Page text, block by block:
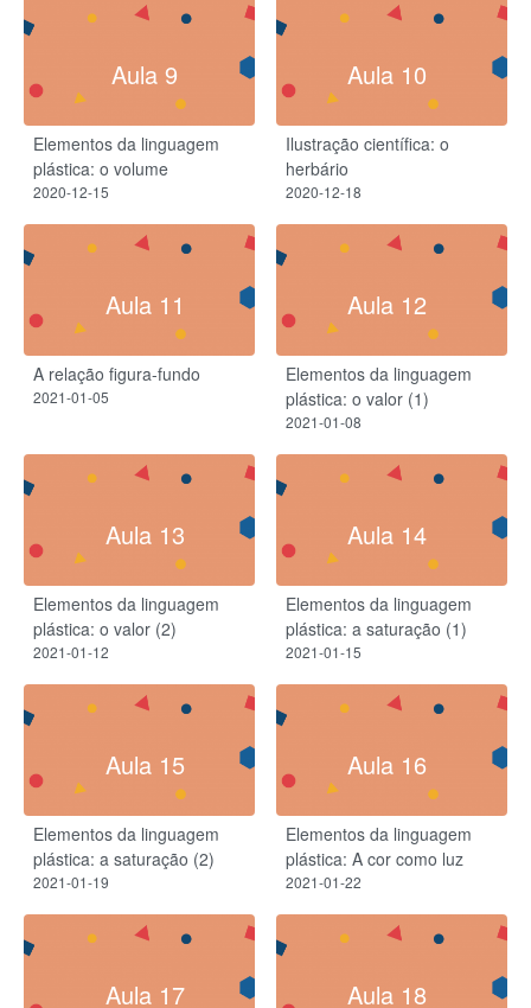
Aula 9
Elementos da linguagem
plástica: o volume
2020-12-15
Aula 10
Ilustração científica: o
herbário
2020-12-18
Aula 11
A relação figura-fundo
2021-01-05
Aula 12
Elementos da linguagem
plástica: o valor (1)
2021-01-08
Aula 13
Elementos da linguagem
plástica: o valor (2)
2021-01-12
Aula 14
Elementos da linguagem
plástica: a saturação (1)
2021-01-15
Aula 15
Elementos da linguagem
plástica: a saturação (2)
2021-01-19
Aula 16
Elementos da linguagem
plástica: A cor como luz
2021-01-22
Aula 17 Aula 18